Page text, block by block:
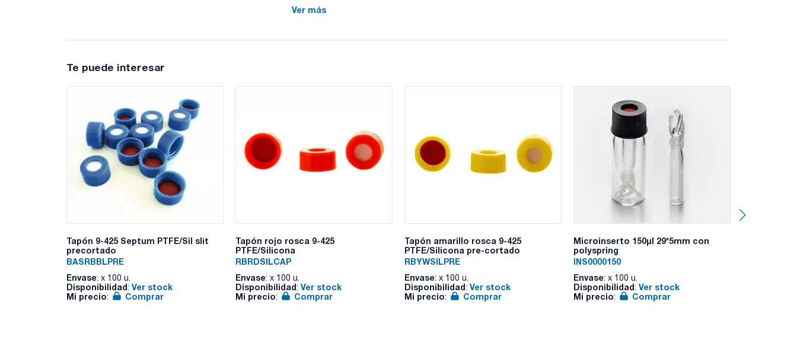
Ver más
Te puede interesar
Tapón 9-425 Septum PTFE/Sil slit
precortado
BASRBBLPRE
Envase: x 100 u.
Disponibilidad: Ver stock
Mi precio: Comprar
Tapón rojo rosca 9-425
PTFE/Silicona
RBRDSILCAP
Envase: x 100 u.
Disponibilidad: Ver stock
Mi precio: Comprar
Tapón amarillo rosca 9-425
PTFE/Silicona pre-cortado
RBYWSILPRE
Envase: x 100 u.
Disponibilidad: Ver stock
Mi precio: Comprar
Microinserto 150µl 29*5mm con
polyspring
INS0000150
Envase: x 100 u.
Disponibilidad: Ver stock
Mi precio: Comprar